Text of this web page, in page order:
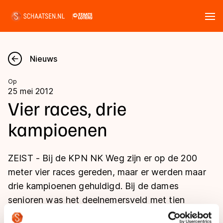
Nieuws
Kalender
Disciplines
Langebaan
Shorttrack
Inlineskaten
Uitslagen
Langebaan
Shorttrack
Marathon
Tijden & historie
Ranglijsten Langebaan
Nieuws
Op
25 mei 2012
Vier races, drie
kampioenen
ZEIST - Bij de KPN NK Weg zijn er op de 200
meter vier races gereden, maar er werden maar
drie kampioenen gehuldigd. Bij de dames
senioren was het deelnemersveld met tien
rijdsters te klein om officieel als titelstrijd te